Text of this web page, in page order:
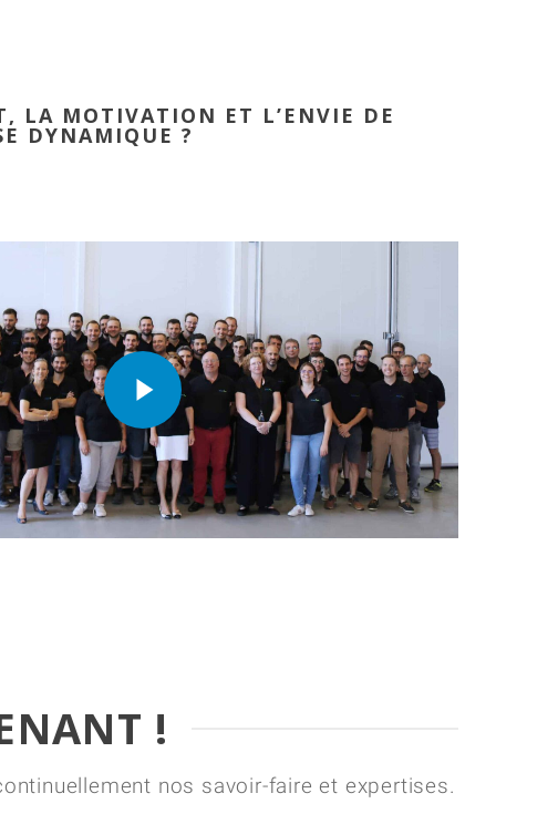
LA MOTIVATION ET L’ENVIE DE
DYNAMIQUE ?
!
nos savoir-faire et expertises.